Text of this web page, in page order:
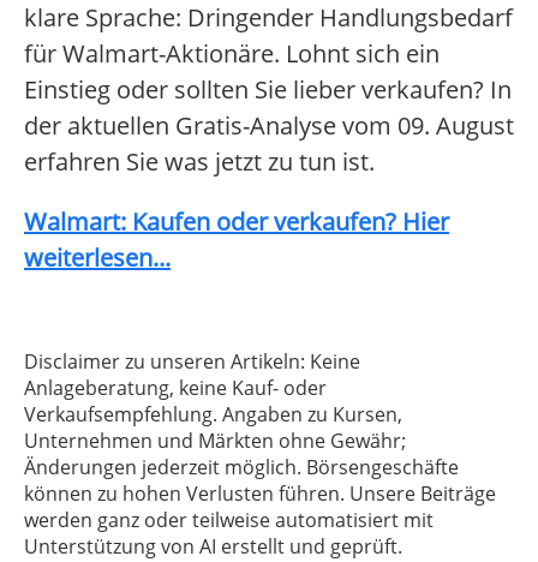
klare Sprache: Dringender Handlungsbedarf
für Walmart-Aktionäre. Lohnt sich ein
Einstieg oder sollten Sie lieber verkaufen? In
der aktuellen Gratis-Analyse vom 09. August
erfahren Sie was jetzt zu tun ist.
Walmart: Kaufen oder verkaufen? Hier
weiterlesen...
Disclaimer zu unseren Artikeln: Keine
Anlageberatung, keine Kauf- oder
Verkaufsempfehlung. Angaben zu Kursen,
Unternehmen und Märkten ohne Gewähr;
Änderungen jederzeit möglich. Börsengeschäfte
können zu hohen Verlusten führen. Unsere Beiträge
werden ganz oder teilweise automatisiert mit
Unterstützung von AI erstellt und geprüft.